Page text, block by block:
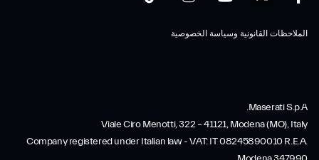
الملاحظات القانونية وسياسة الخصوصية
Maserati S.p.A.
Viale Ciro Menotti, 322 – 41121, Modena (MO), Italy
Company registered under Italian law - VAT: IT 08245890010 R.E.A.